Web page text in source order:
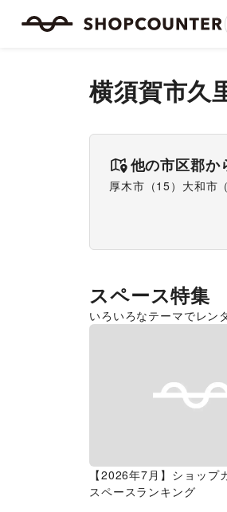
横須賀市久
他の市区郡か
厚木市 （15） 大和市 （
スペース特集
いろいろなテーマでレン
【2026年7月】ショップ
スペースランキング